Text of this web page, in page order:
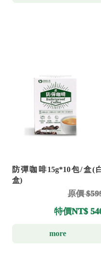
防彈咖啡15g*10包/盒(
盒)
原價
特價NT$
more